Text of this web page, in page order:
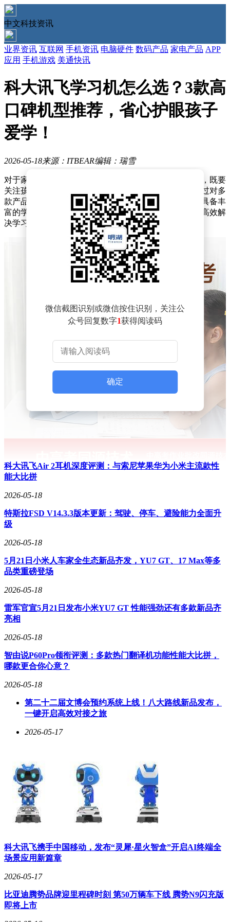
中文科技资讯
业界资讯 互联网 手机资讯 电脑硬件 数码产品 家电产品 APP
应用 手机游戏 美通快讯
科大讯飞学习机怎么选？3款高
口碑机型推荐，省心护眼孩子
爱学！
2026-05-18来源：ITBEAR编辑：瑞雪
对于家长而言，为孩子挑选一款合适的人工智能学习机，既要
关注孩子的学习体验，也要考虑家长的管理便利性。经过对多
款产品的深度评测，我们发现，优秀的学习机不仅需要具备丰
富的学习功能，更要能够精准梳理学习过程，帮助孩子高效解
决学习难题，同时让家长在辅导过程中更加省心。
在众多产品中，科大讯飞人工智能学习机S90 Pro凭借其强大
的AI技术脱颖而出。这款学习机能够根据孩子的学习情况，
其课程内容覆盖多个学科，满足不同年龄段学生的学习需求。
点，制定个性化的学习路径，确保学习过程更有针对性。学习
机还提供海量题库和多样化的练习模式，支持基础题和提升题
的随机与专项练习，帮助孩子巩固知识点。它还具备思维导
创新能力。自动批改作业功能能够详细分析错误原因，帮助学
生有针对性地改正。
另一款值得关注的产品是科大讯飞人工智能学习机T30 Pro。
反射，提供更清晰、更舒适的视觉体验。屏幕刷新率达到
120Hz，避免拖影和延迟，操作更加流畅。它还具备多重护眼
功能，包括低蓝光、无频闪等，有效保护孩子的视力。在性能
支持多任务处理。内置的智能辅导功能能够根据孩子的学习情
况提供个性化建议，帮助巩固知识点。通过亲子系统，家长可
微信截图识别或微信按住识别，关注公
众号回复数字1获得阅读码
确定
科大讯飞Air 2耳机深度评测：与索尼苹果华为小米主流款性
能大比拼
2026-05-18
特斯拉FSD V14.3.3版本更新：驾驶、停车、避险能力全面升
级
2026-05-18
5月21日小米人车家全生态新品齐发，YU7 GT、17 Max等多
品类重磅登场
2026-05-18
雷军官宣5月21日发布小米YU7 GT 性能强劲还有多款新品齐
亮相
2026-05-18
智由说P60Pro领衔评测：多款热门翻译机功能性能大比拼，
哪款更合你心意？
2026-05-18
第二十二届文博会预约系统上线！八大路线新品发布，
一键开启高效对接之旅
2026-05-17
科大讯飞携手中国移动，发布“灵犀·星火智盒”开启AI终端全
场景应用新篇章
2026-05-17
比亚迪腾势品牌迎里程碑时刻 第50万辆车下线 腾势N9闪充版
即将上市